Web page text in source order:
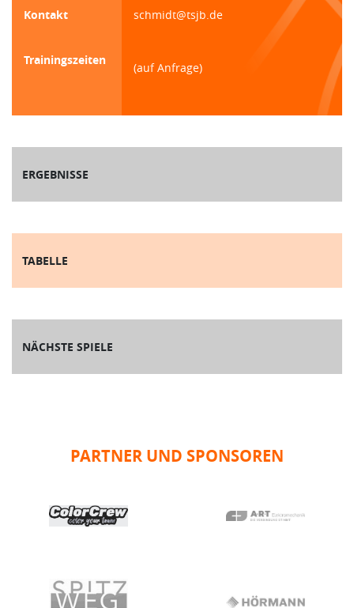
Kontakt schmidt@tsjb.de
Trainingszeiten
(auf Anfrage)
ERGEBNISSE
TABELLE
NÄCHSTE SPIELE
PARTNER UND SPONSOREN